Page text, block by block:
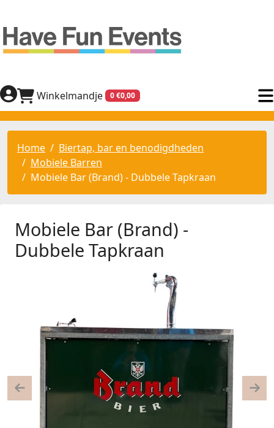
Winkelmandje 0 €0,00
Home
Biertap, bar en benodigdheden
Mobiele Barren
Mobiele Bar (Brand) - Dubbele Tapkraan
Mobiele Bar (Brand) -
Dubbele Tapkraan
Previous